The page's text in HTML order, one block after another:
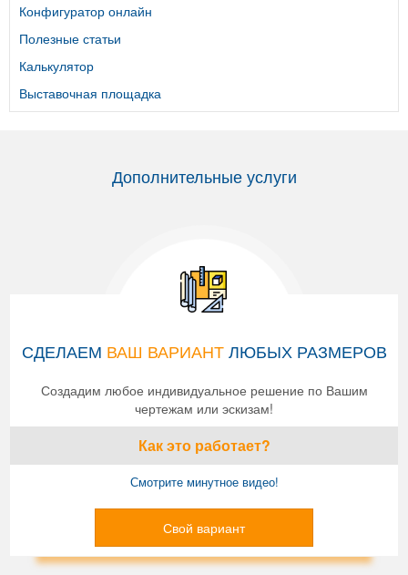
Конфигуратор онлайн
Полезные статьи
Калькулятор
Выставочная площадка
Дополнительные услуги
СДЕЛАЕМ ВАШ ВАРИАНТЛЮБЫХ РАЗМЕРОВ
Создадим любое индивидуальное решение по Вашим
чертежам или эскизам!
Как это работает?
Смотрите минутное видео!
Свой вариант